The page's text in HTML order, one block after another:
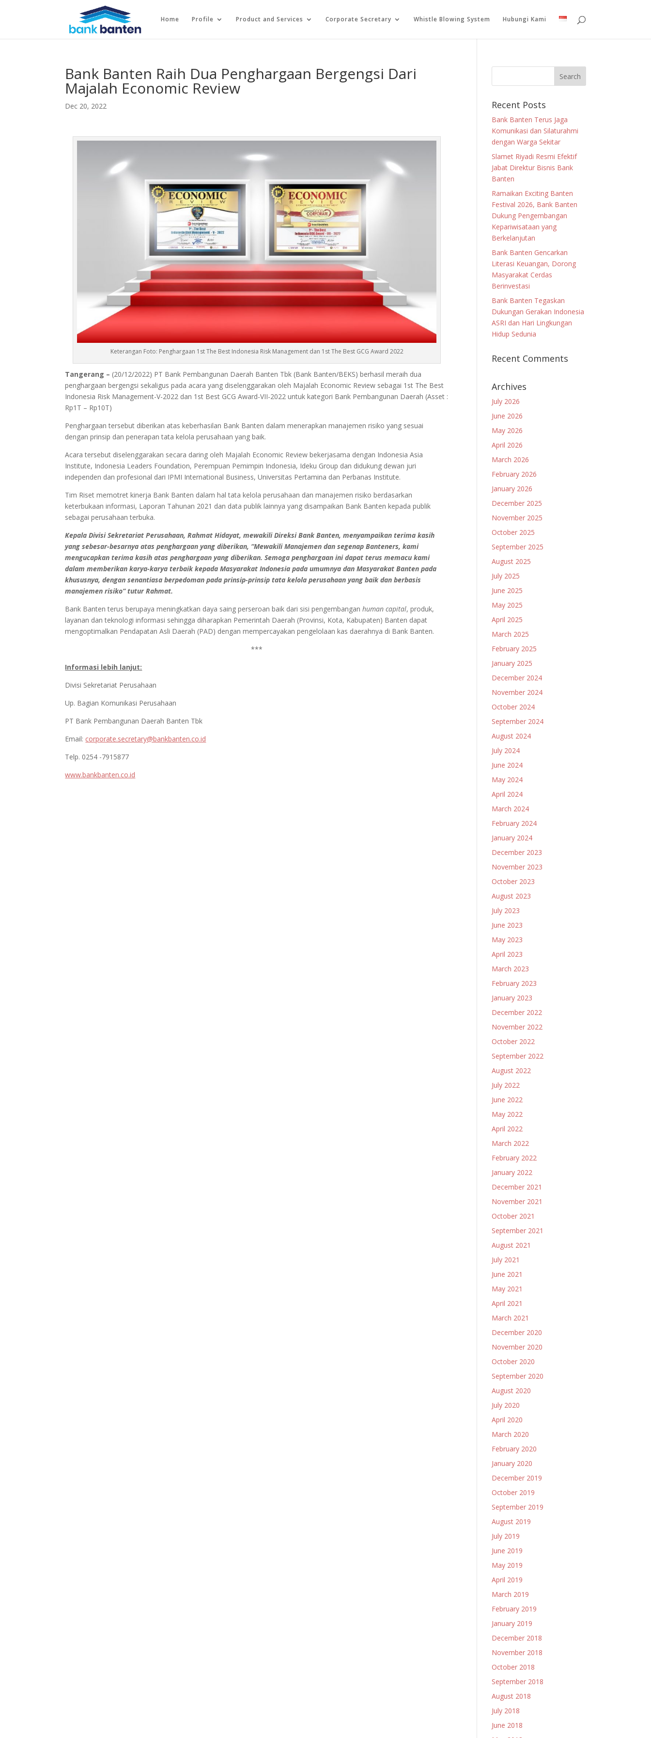
Home Profile Product and Services Corporate Secretary Whistle Blowing System Hubungi Kami
Bank Banten Raih Dua Penghargaan Bergengsi Dari
Majalah Economic Review
Dec 20, 2022
Keterangan Foto: Penghargaan 1st The Best Indonesia Risk Management dan 1st The Best GCG Award 2022
Tangerang – (20/12/2022) PT Bank Pembangunan Daerah Banten Tbk (Bank Banten/BEKS) berhasil meraih dua
penghargaan bergengsi sekaligus pada acara yang diselenggarakan oleh Majalah Economic Review sebagai 1st The Best
Indonesia Risk Management-V-2022 dan 1st Best GCG Award-VII-2022 untuk kategori Bank Pembangunan Daerah (Asset :
Rp1T – Rp10T)
Penghargaan tersebut diberikan atas keberhasilan Bank Banten dalam menerapkan manajemen risiko yang sesuai
dengan prinsip dan penerapan tata kelola perusahaan yang baik.
Acara tersebut diselenggarakan secara daring oleh Majalah Economic Review bekerjasama dengan Indonesia Asia
Institute, Indonesia Leaders Foundation, Perempuan Pemimpin Indonesia, Ideku Group dan didukung dewan juri
independen dan profesional dari IPMI International Business, Universitas Pertamina dan Perbanas Institute.
Tim Riset memotret kinerja Bank Banten dalam hal tata kelola perusahaan dan manajemen risiko berdasarkan
keterbukaan informasi, Laporan Tahunan 2021 dan data publik lainnya yang disampaikan Bank Banten kepada publik
sebagai perusahaan terbuka.
Kepala Divisi Sekretariat Perusahaan, Rahmat Hidayat, mewakili Direksi Bank Banten, menyampaikan terima kasih
yang sebesar-besarnya atas penghargaan yang diberikan, “Mewakili Manajemen dan segenap Banteners, kami
mengucapkan terima kasih atas penghargaan yang diberikan. Semoga penghargaan ini dapat terus memacu kami
dalam memberikan karya-karya terbaik kepada Masyarakat Indonesia pada umumnya dan Masyarakat Banten pada
khususnya, dengan senantiasa berpedoman pada prinsip-prinsip tata kelola perusahaan yang baik dan berbasis
manajemen risiko“ tutur Rahmat.
Bank Banten terus berupaya meningkatkan daya saing perseroan baik dari sisi pengembanganhuman capital, produk,
layanan dan teknologi informasi sehingga diharapkan Pemerintah Daerah (Provinsi, Kota, Kabupaten) Banten dapat
mengoptimalkan Pendapatan Asli Daerah (PAD) dengan mempercayakan pengelolaan kas daerahnya di Bank Banten.
***
Informasi lebih lanjut:
Divisi Sekretariat Perusahaan
Up. Bagian Komunikasi Perusahaan
PT Bank Pembangunan Daerah Banten Tbk
Email: corporate.secretary@bankbanten.co.id
Telp. 0254 -7915877
www.bankbanten.co.id
Recent Posts
Bank Banten Terus Jaga
Komunikasi dan Silaturahmi
dengan Warga Sekitar
Slamet Riyadi Resmi Efektif
Jabat Direktur Bisnis Bank
Banten
Ramaikan Exciting Banten
Festival 2026, Bank Banten
Dukung Pengembangan
Kepariwisataan yang
Berkelanjutan
Bank Banten Gencarkan
Literasi Keuangan, Dorong
Masyarakat Cerdas
Berinvestasi
Bank Banten Tegaskan
Dukungan Gerakan Indonesia
ASRI dan Hari Lingkungan
Hidup Sedunia
Recent Comments
Archives
July 2026
June 2026
May 2026
April 2026
March 2026
February 2026
January 2026
December 2025
November 2025
October 2025
September 2025
August 2025
July 2025
June 2025
May 2025
April 2025
March 2025
February 2025
January 2025
December 2024
November 2024
October 2024
September 2024
August 2024
July 2024
June 2024
May 2024
April 2024
March 2024
February 2024
January 2024
December 2023
November 2023
October 2023
August 2023
July 2023
June 2023
May 2023
April 2023
March 2023
February 2023
January 2023
December 2022
November 2022
October 2022
September 2022
August 2022
July 2022
June 2022
May 2022
April 2022
March 2022
February 2022
January 2022
December 2021
November 2021
October 2021
September 2021
August 2021
July 2021
June 2021
May 2021
April 2021
March 2021
December 2020
November 2020
October 2020
September 2020
August 2020
July 2020
April 2020
March 2020
February 2020
January 2020
December 2019
October 2019
September 2019
August 2019
July 2019
June 2019
May 2019
April 2019
March 2019
February 2019
January 2019
December 2018
November 2018
October 2018
September 2018
August 2018
July 2018
June 2018